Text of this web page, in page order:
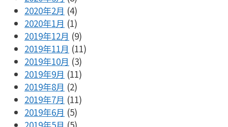
2020年2月 (4)
2020年1月 (1)
2019年12月 (9)
2019年11月 (11)
2019年10月 (3)
2019年9月 (11)
2019年8月 (2)
2019年7月 (11)
2019年6月 (5)